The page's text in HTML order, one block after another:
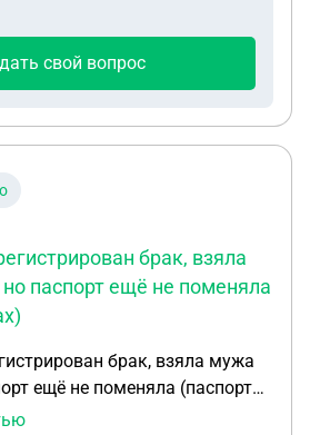
свой вопрос
брак, взяла
паспорт ещё не поменяла
брак, взяла мужа
ещё не поменяла (паспорт